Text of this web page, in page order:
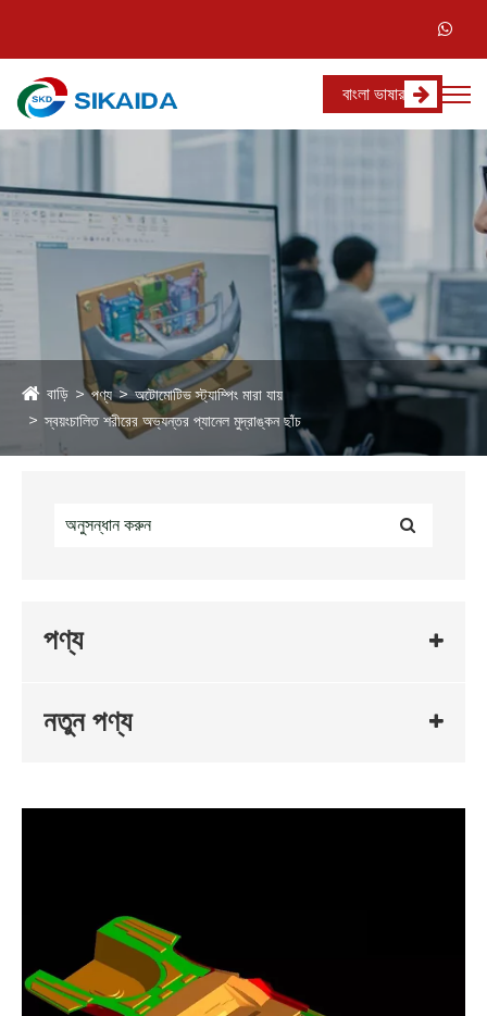
বাংলা ভাষার
বাড়ি পণ্য
অটোমোটিভ স্ট্যাম্পিং মারা যায়
স্বয়ংচালিত শরীরের অভ্যন্তর প্যানেল মুদ্রাঙ্কন ছাঁচ
পণ্য
নতুন পণ্য